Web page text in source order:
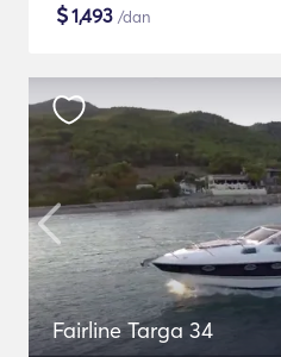
$1,493 /dan
Fairline Targa 34